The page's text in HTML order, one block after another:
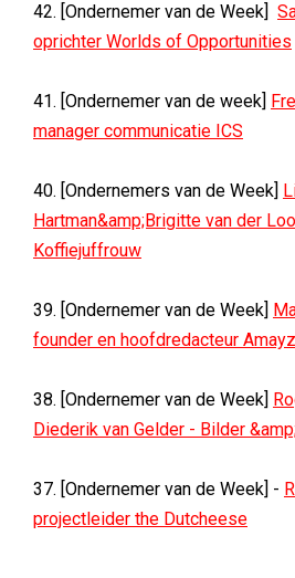
42. [Ondernemer van de Week]
oprichter Worlds of Opportunities
41. [Ondernemer van de week]
manager communicatie ICS
40. [Ondernemers van de Week]
Hartman&amp;Brigitte van der
Koffiejuffrouw
39. [Ondernemer van de Week]
founder en hoofdredacteur
38. [Ondernemer van de Week]
Diederik van Gelder - Bilder
37. [Ondernemer van de Week] -
projectleider the Dutcheese